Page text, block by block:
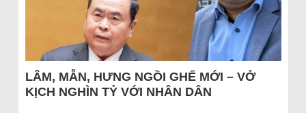
LÂM, MẪN, HƯNG NGỒI GHẾ MỚI – VỞ
KỊCH NGHÌN TỶ VỚI NHÂN DÂN